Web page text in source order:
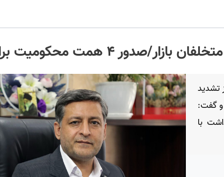
همت محکومیت برای متخلفان
تشدید
و گفت:
با